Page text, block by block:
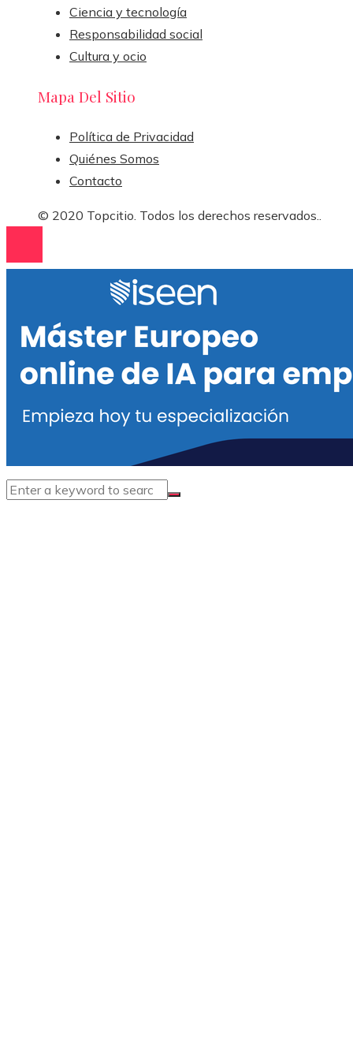
Ciencia y tecnología
Responsabilidad social
Cultura y ocio
Mapa Del Sitio
Política de Privacidad
Quiénes Somos
Contacto
© 2020 Topcitio. Todos los derechos reservados..